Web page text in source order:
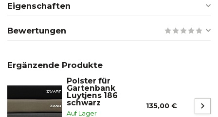
Eigenschaften
Bewertungen
Ergänzende Produkte
Polster für
Gartenbank
Luytjens 186
schwarz
Auf Lager
135,00 €